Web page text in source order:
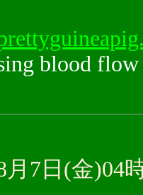
blood flow
月7日(金)04